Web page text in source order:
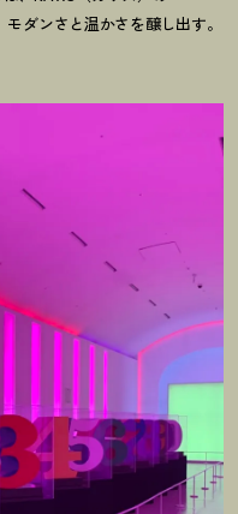
ダンさと温かさを醸し出す。